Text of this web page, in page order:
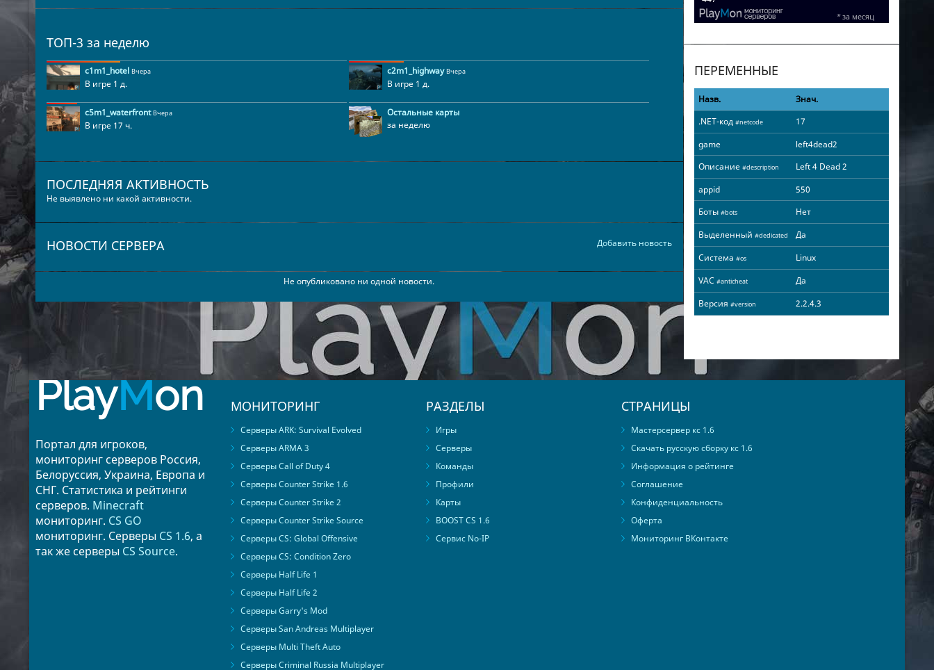
ТОП-3 за неделю
c1m1_hotel Вчера
В игре 1 д.
c2m1_highway Вчера
В игре 1 д.
c5m1_waterfront Вчера
В игре 17 ч.
Остальные карты
за неделю
ПОСЛЕДНЯЯ АКТИВНОСТЬ
Не выявлено ни какой активности.
Добавить новость
НОВОСТИ СЕРВЕРА
Не опубликовано ни одной новости.
ПЕРЕМЕННЫЕ
Назв.
Знач.
.NET-код #netcode
17
game
left4dead2
Описание #description
Left 4 Dead 2
appid
550
Боты #bots
Нет
Выделенный #dedicated
Да
Система #os
Linux
VAC #anticheat
Да
Версия #version 2.2.4.3
PlayMon
Портал для игроков,
мониторинг серверов Россия,
Белоруссия, Украина, Европа и
СНГ. Статистика и рейтинги
серверов. Minecraft
мониторинг. CS GO
мониторинг. Серверы CS 1.6, а
так же серверы CS Source.
МОНИТОРИНГ
Серверы ARK: Survival Evolved
Серверы ARMA 3
Серверы Call of Duty 4
Серверы Counter Strike 1.6
Серверы Counter Strike 2
Серверы Counter Strike Source
Серверы CS: Global Offensive
Серверы CS: Condition Zero
Серверы Half Life 1
Серверы Half Life 2
Серверы Garry's Mod
Серверы San Andreas Multiplayer
Серверы Multi Theft Auto
Серверы Criminal Russia Multiplayer
РАЗДЕЛЫ
Игры
Серверы
Команды
Профили
Карты
BOOST CS 1.6
Сервис No-IP
СТРАНИЦЫ
Мастерсервер кс 1.6
Скачать русскую сборку кс 1.6
Информация о рейтинге
Соглашение
Конфиденциальность
Оферта
Мониторинг ВКонтакте